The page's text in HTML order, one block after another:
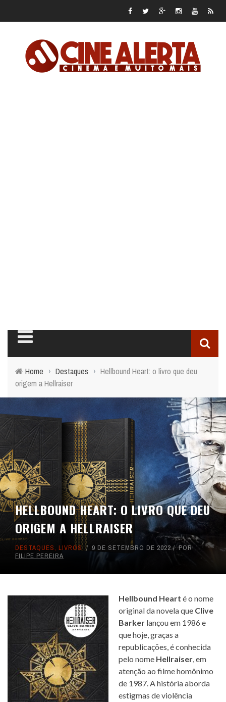
Home › Destaques › Hellbound Heart: o livro que deu
origem a Hellraiser
HELLBOUND HEART: O LIVRO QUE DEU
ORIGEM A HELLRAISER
DESTAQUES, LIVROS 9 DE SETEMBRO DE 2022
POR
FILIPE PEREIRA
Hellbound Heart é o nome
original da novela que Clive
Barker lançou em 1986 e
que hoje, graças a
republicações, é conhecida
pelo nome Hellraiser, em
atenção ao filme homônimo
de 1987. A história aborda
estigmas de violência